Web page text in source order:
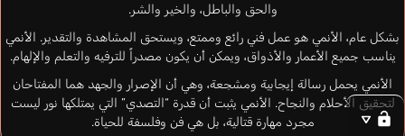
والحق والباطل، والخير والشر.
بشكل عام، الأنمي هو عمل فني رائع وممتع، ويستحق المشاهدة والتقدير. الأنمي
يناسب جميع الأعمار والأذواق، ويمكن أن يكون مصدراً للترفيه والتعلم والإلهام.
الأنمي يحمل رسالة إيجابية ومشجعة، وهي أن الإصرار والجهد هما المفتاحان
لتحقيق الأحلام والنجاح. الأنمي يثبت أن قدرة “التصدي” التي يمتلكها نور ليست
مجرد مهارة قتالية، بل هي فن وفلسفة للحياة.